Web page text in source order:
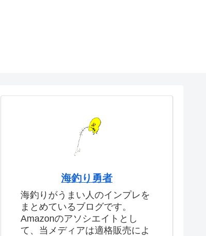
海釣り勇者
海釣りがうまい人のインプレを
まとめているブログです。
Amazonのアソシエイトとし
て、当メディアは適格販売によ